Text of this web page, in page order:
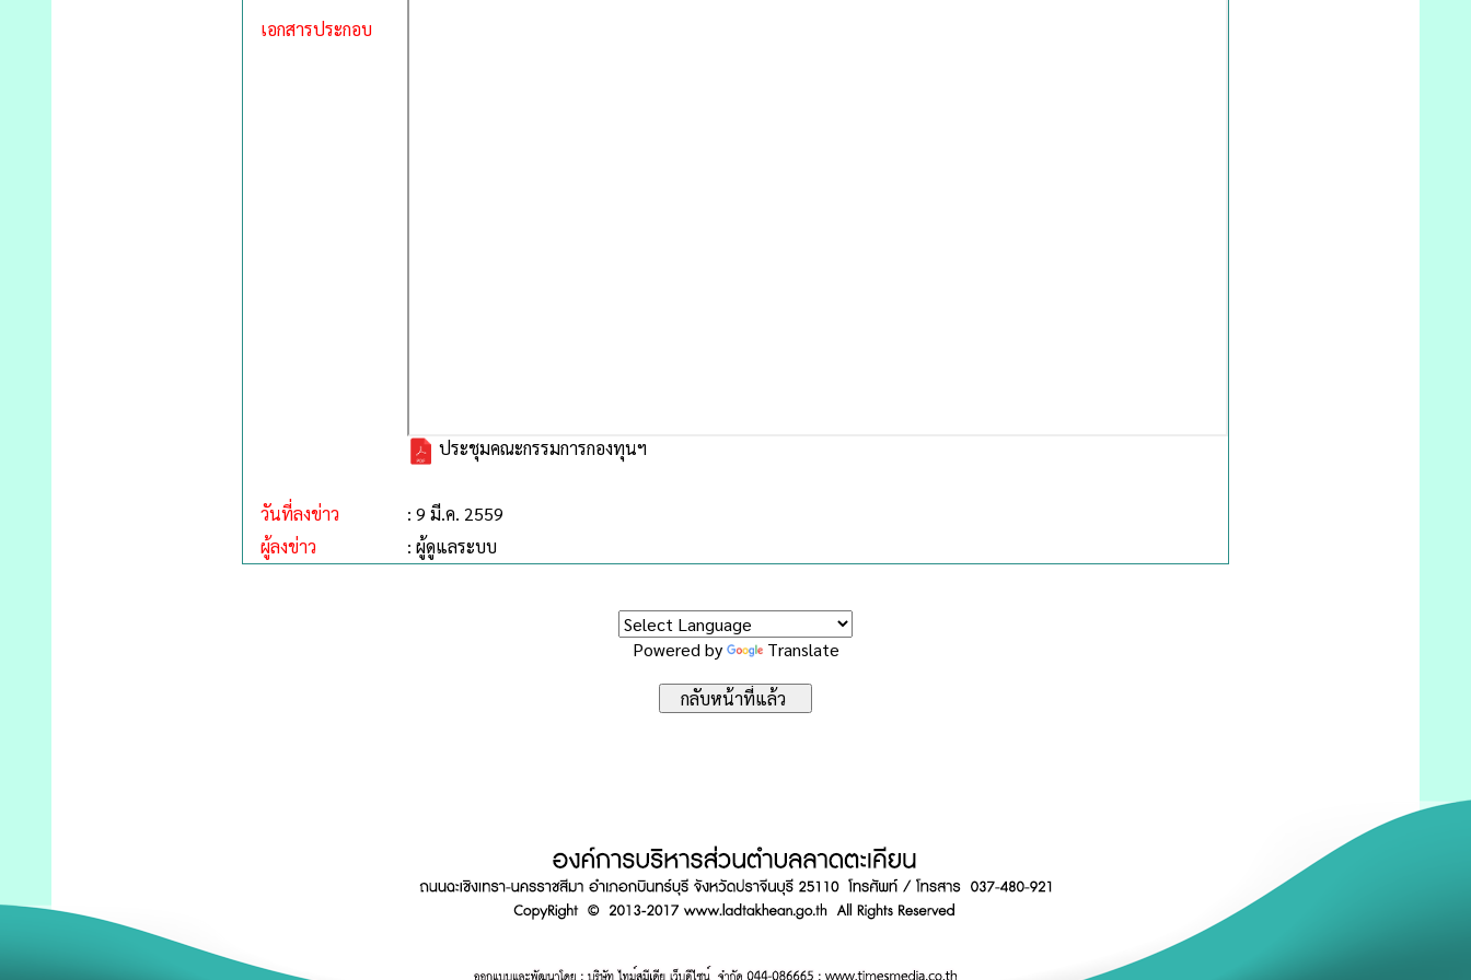
เอกสารประกอบ
ประชุมคณะกรรมการกองทุนฯ
วันที่ลงข่าว
: 9 มี.ค. 2559
ผู้ลงข่าว
: ผู้ดูแลระบบ
Powered by Translate